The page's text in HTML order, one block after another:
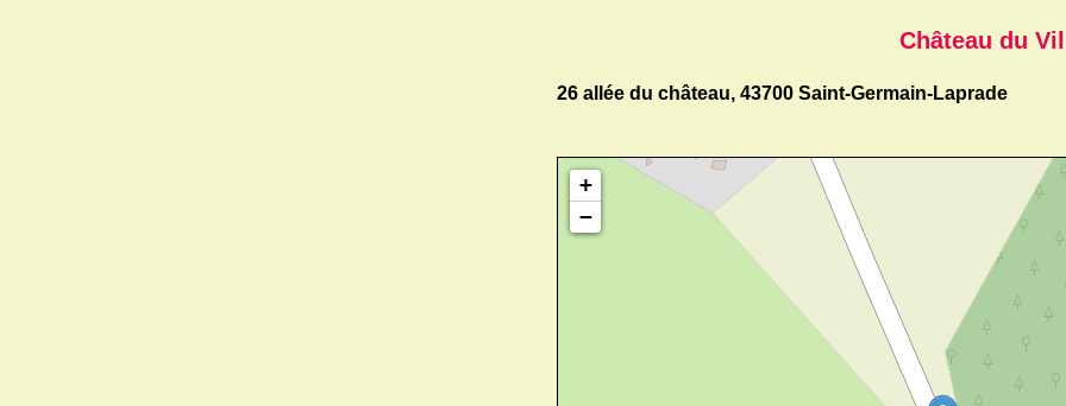
Château du
26 allée du château, 43700 Saint-Germain-Laprade
+
−